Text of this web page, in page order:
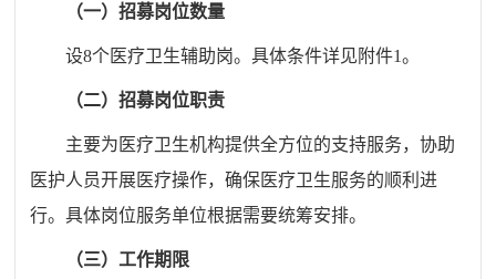
（一）招募岗位数量
设8个医疗卫生辅助岗。具体条件详见附件1。
（二）招募岗位职责
主要为医疗卫生机构提供全方位的支持服务，协助
医护人员开展医疗操作，确保医疗卫生服务的顺利进
行。具体岗位服务单位根据需要统筹安排。
（三） 工作期限